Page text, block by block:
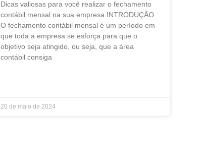
Dicas valiosas para você realizar o fechamento
contábil mensal na sua empresa INTRODUÇÃO
O fechamento contábil mensal é um período em
que toda a empresa se esforça para que o
objetivo seja atingido, ou seja, que a área
contábil consiga
20 de maio de 2024